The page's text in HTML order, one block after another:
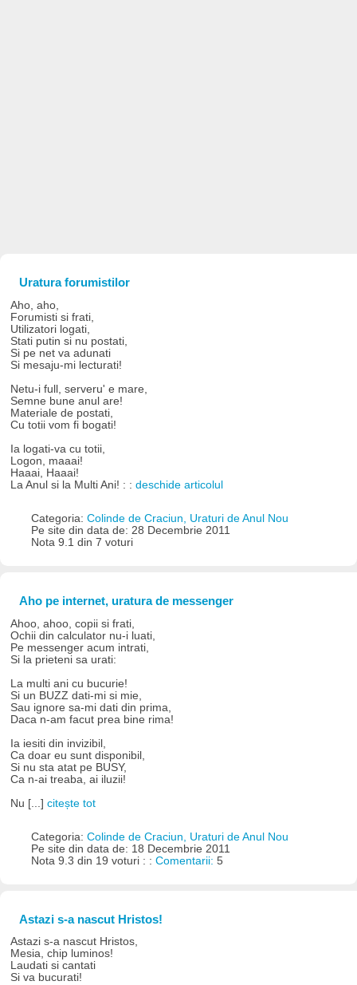
Uratura forumistilor
Aho, aho,
Forumisti si frati,
Utilizatori logati,
Stati putin si nu postati,
Si pe net va adunati
Si mesaju-mi lecturati!
Netu-i full, serveru' e mare,
Semne bune anul are!
Materiale de postati,
Cu totii vom fi bogati!
Ia logati-va cu totii,
Logon, maaai!
Haaai, Haaai!
La Anul si la Multi Ani! : :deschide articolul
Categoria: Colinde de Craciun, Uraturi de Anul Nou
Pe site din data de: 28 Decembrie 2011
Nota 9.1 din 7 voturi
Aho pe internet, uratura de messenger
Ahoo, ahoo, copii si frati,
Ochii din calculator nu-i luati,
Pe messenger acum intrati,
Si la prieteni sa urati:
La multi ani cu bucurie!
Si un BUZZ dati-mi si mie,
Sau ignore sa-mi dati din prima,
Daca n-am facut prea bine rima!
Ia iesiti din invizibil,
Ca doar eu sunt disponibil,
Si nu sta atat pe BUSY,
Ca n-ai treaba, ai iluzii!
Nu [...]citește tot
Categoria: Colinde de Craciun, Uraturi de Anul Nou
Pe site din data de: 18 Decembrie 2011
Nota 9.3 din 19 voturi : : Comentarii: 5
Astazi s-a nascut Hristos!
Astazi s-a nascut Hristos,
Mesia, chip luminos!
Laudati si cantati
Si va bucurati!